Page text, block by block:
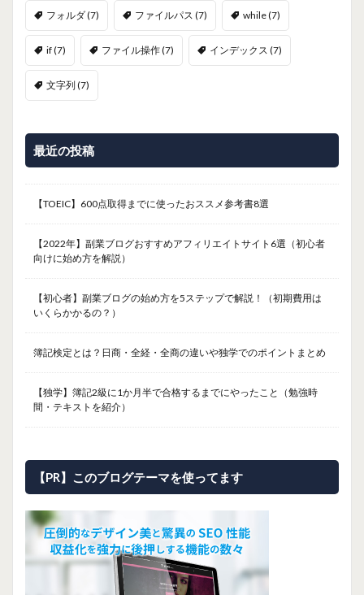
フォルダ(7) ファイルパス (7) while(7)
if(7) ファイル操作(7) インデックス (7)
文字列 (7)
最近の投稿
【TOEIC】600点取得までに使ったおススメ参考書8選
【2022年】副業ブログおすすめアフィリエイトサイト6選（初心者
向けに始め方を解説）
【初心者】副業ブログの始め方を5ステップで解説！（初期費用は
いくらかかるの？）
簿記検定とは？日商・全経・全商の違いや独学でのポイントまとめ
【独学】簿記2級に1か月半で合格するまでにやったこと（勉強時
間・テキストを紹介）
【PR】このブログテーマを使ってます